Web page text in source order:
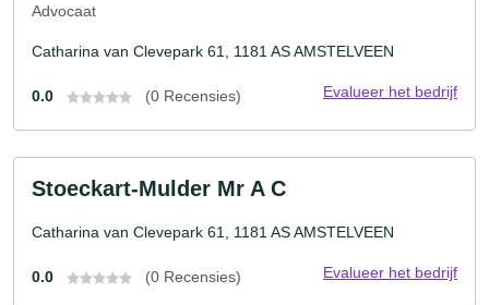
Advocaat
Catharina van Clevepark 61, 1181 AS AMSTELVEEN
0.0 (0 Recensies) Evalueer het bedrijf
Stoeckart-Mulder Mr A C
Catharina van Clevepark 61, 1181 AS AMSTELVEEN
0.0 (0 Recensies) Evalueer het bedrijf